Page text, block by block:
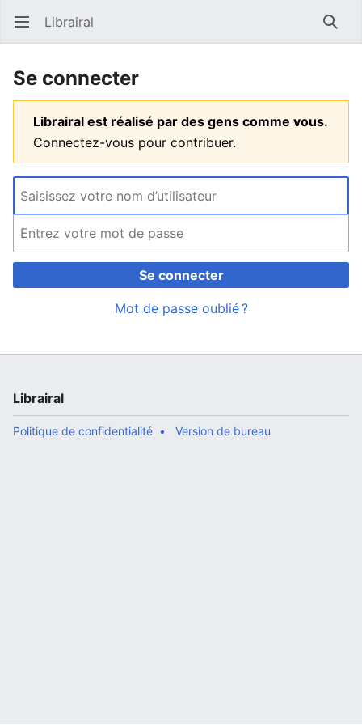
Ouvrir le menu principal Librairal
Se connecter
Librairal est réalisé par des gens comme vous.
Connectez-vous pour contribuer.
Se connecter
Mot de passe oublié ?
Librairal
Politique de confidentialité Version de bureau